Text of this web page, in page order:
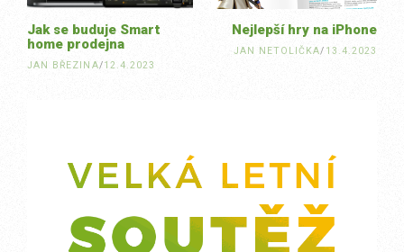
Nejlepší hry na iPhone
JAN NETOLIČKA/ 13.4.2023
Jak se buduje Smart
home prodejna
JAN BŘEZINA/12.4.2023